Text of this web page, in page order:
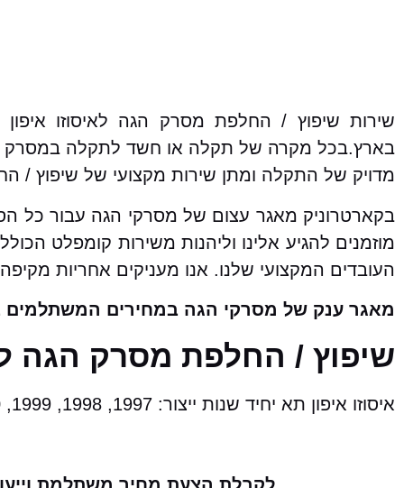
שירות שיפוץ / החלפת מסרק הגה לאיסוזו
בארץ.בכל מקרה של תקלה או חשד לתקלה במסרק
מדויק של התקלה ומתן שירות מקצועי של שיפוץ /
בקארטרוניק מאגר עצום של מסרקי הגה עבור כל
מוזמנים להגיע אלינו וליהנות משירות קומפלט
העובדים המקצועי שלנו. אנו מעניקים אחריות
מאגר ענק של מסרקי הגה במחירים המשתלמים
שיפוץ / החלפת מסרק הגה
איסוזו איפון תא יחיד שנות ייצור: 1997, 1998, 1999, 2000, 2001, 2002, 2003